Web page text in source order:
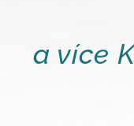
a více